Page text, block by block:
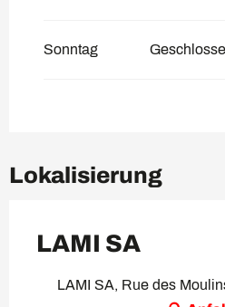
Sonntag
Lokalisierung
LAMI SA
LAMI SA, Rue des